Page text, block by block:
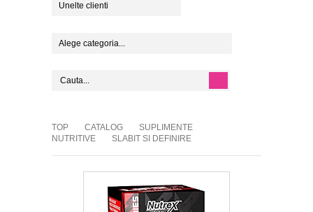
Unelte clienti
Alege categoria...
TOP CATALOG
SUPLIMENTE
NUTRITIVE
SLABIT SI DEFINIRE